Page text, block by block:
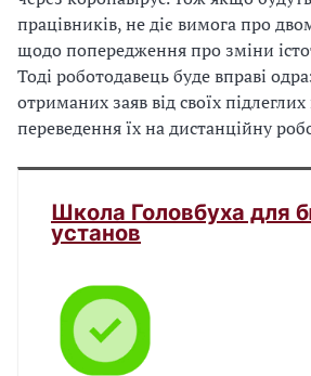
працівників, не діє вимога про
щодо попередження про зміни
Тоді роботодавець буде вправі
отриманих заяв від своїх
переведення їх на дистанційну
Школа Головбуха для
установ